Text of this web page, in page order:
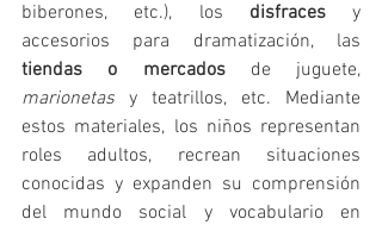
biberones, etc.), los disfraces y
tiendas o mercados
marionetas y teatrillos, etc. Mediante
estos materiales, los niños representan
roles adultos, recrean situaciones
conocidas y expanden su comprensión
del mundo social y vocabulario en